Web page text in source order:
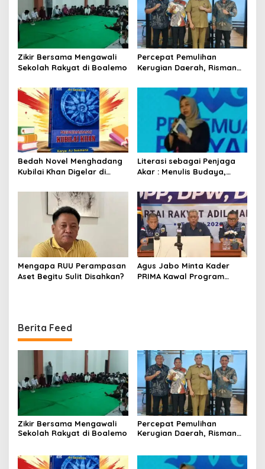
Zikir Bersama Mengawali
Sekolah Rakyat di Boalemo
Percepat Pemulihan
Kerugian Daerah, Risman
Practice dari Kemendagri
dan Pemkot Bandung
Bedah Novel Menghadang
Kubilai Khan Digelar di
Menyelami Heroisme
Leluhur Nusantara
Literasi sebagai Penjaga
Akar : Menulis Budaya,
Mengapa RUU Perampasan
Aset Begitu Sulit Disahkan?
Agus Jabo Minta Kader
PRIMA Kawal Program
Berita Feed
Zikir Bersama Mengawali
Sekolah Rakyat di Boalemo
Percepat Pemulihan
Kerugian Daerah, Risman
dan Pemkot Bandung